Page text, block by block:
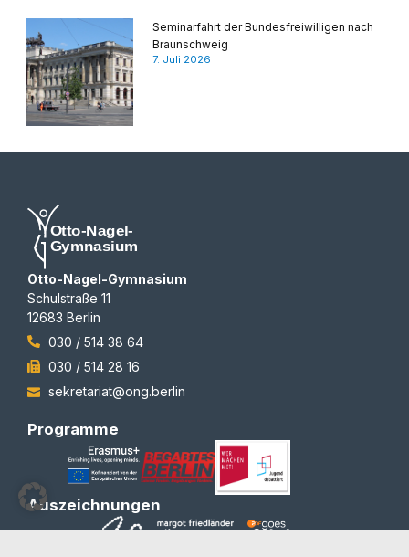
Seminarfahrt der Bundesfreiwilligen nach
Braunschweig
7. Juli 2026
Otto-Nagel-Gymnasium
Schulstraße 11
12683 Berlin
030 / 514 38 64
030 / 514 28 16
sekretariat@ong.berlin
Programme
Auszeichnungen